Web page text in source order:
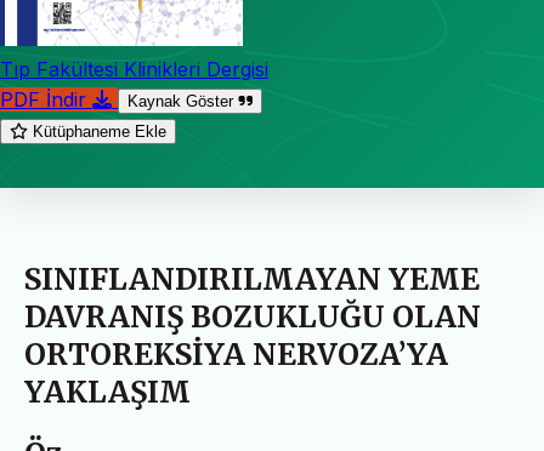
Tıp Fakültesi Klinikleri Dergisi
PDF İndir
Kaynak Göster
Kütüphaneme Ekle
SINIFLANDIRILMAYAN YEME
DAVRANIŞ BOZUKLUĞU OLAN
ORTOREKSİYA NERVOZA’YA
YAKLAŞIM